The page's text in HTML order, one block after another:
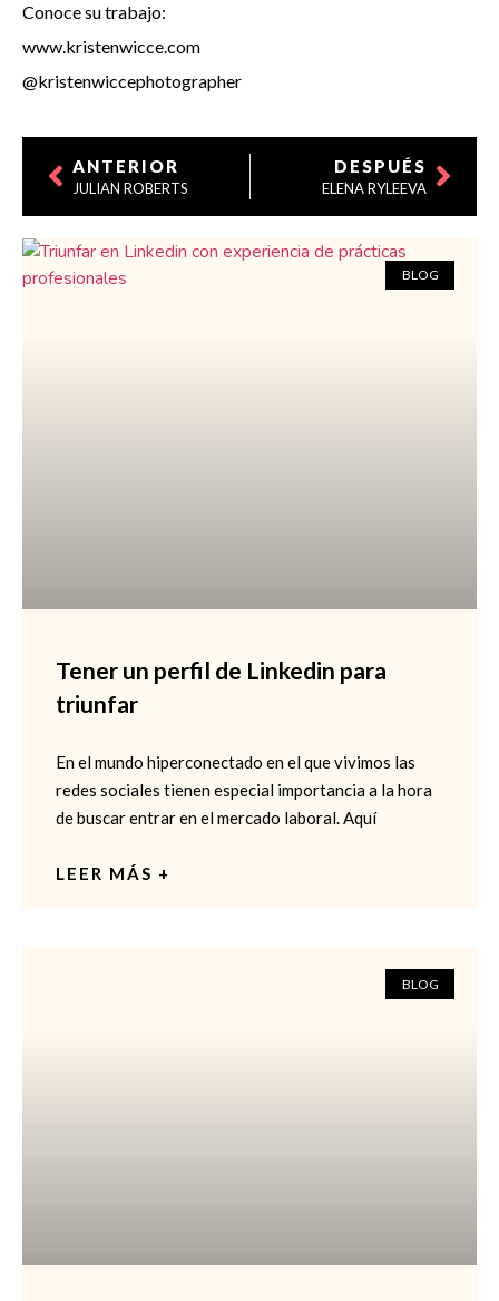
Conoce su trabajo:
www.kristenwicce.com
@kristenwiccephotographer
ANTERIOR
JULIAN ROBERTS
DESPUÉS
ELENA RYLEEVA
BLOG
Tener un perfil de Linkedin para
triunfar
En el mundo hiperconectado en el que vivimos las
redes sociales tienen especial importancia a la hora
de buscar entrar en el mercado laboral. Aquí
LEER MÁS +
BLOG